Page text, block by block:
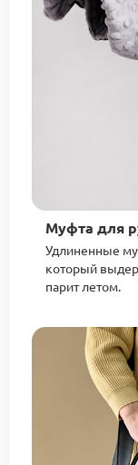
Муфта для
Удлиненные
который
парит летом.